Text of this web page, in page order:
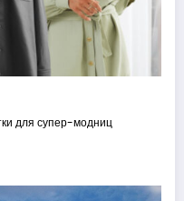
для супер-модниц